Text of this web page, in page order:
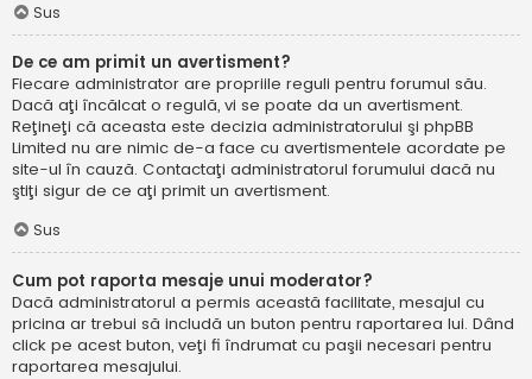
Sus
De ce am primit un avertisment?
Fiecare administrator are propriile reguli pentru forumul său.
Dacă aţi încălcat o regulă, vi se poate da un avertisment.
Reţineţi că aceasta este decizia administratorului şi phpBB
Limited nu are nimic de-a face cu avertismentele acordate pe
site-ul în cauză. Contactaţi administratorul forumului dacă nu
ştiţi sigur de ce aţi primit un avertisment.
Sus
Cum pot raporta mesaje unui moderator?
Dacă administratorul a permis această facilitate, mesajul cu
pricina ar trebui să includă un buton pentru raportarea lui. Dând
click pe acest buton, veţi fi îndrumat cu paşii necesari pentru
raportarea mesajului.